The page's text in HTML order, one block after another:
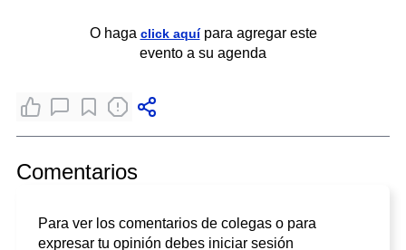
O haga click aquípara agregar este
evento a su agenda
Comentarios
Para ver los comentarios de colegas o para
expresar tu opinión debes iniciar sesión